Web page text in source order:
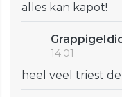
alles kan kapot!
14:01
heel veel triest